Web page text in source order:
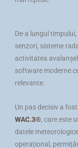
De-a lungul
senzori, sisteme
activitatea
software moderne
relevante.
Un pas decisiv a
WAC.3®, care este
datele
operațional,